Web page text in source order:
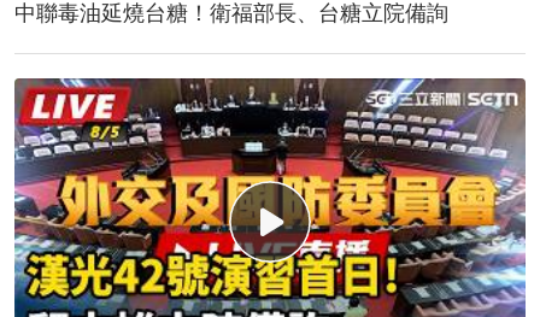
中聯毒油延燒台糖！衛福部長、台糖立院備詢